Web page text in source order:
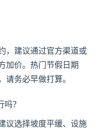
，建议通过官方渠道或
加价。热门节假日期
请务必早做打算。
？
议选择坡度平缓、设施